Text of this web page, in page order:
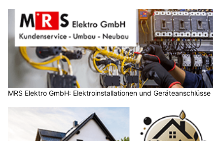
MRS Elektro GmbH: Elektroinstallationen und Geräteanschlüsse